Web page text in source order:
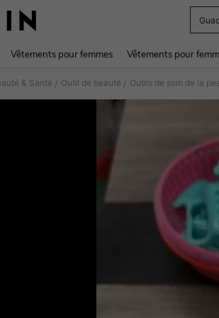
Vêtements pour femmes Vêtements pour
& Santé / Outil de beauté / Outils de soin de la